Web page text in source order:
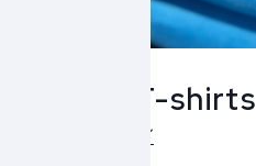
OLÅF T-shirts